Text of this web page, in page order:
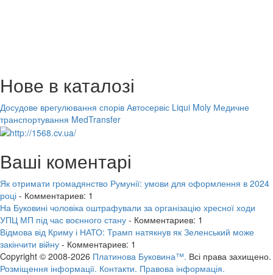
Нове в каталозі
Досудове врегулювання спорів Автосервіс Liqui Moly Медичне
транспортування MedTransfer
Ваші коментарі
Як отримати громадянство Румунії: умови для оформлення в 2024
році - Комментариев: 1
На Буковині чоловіка оштрафували за організацію хресної ходи
УПЦ МП під час воєнного стану - Комментариев: 1
Відмова від Криму і НАТО: Трамп натякнув як Зеленський може
закінчити війну - Комментариев: 1
Copyright © 2008-2026 Платинова Буковина™. Всі права захищено.
Розміщення інформації. Контакти. Правова інформація.